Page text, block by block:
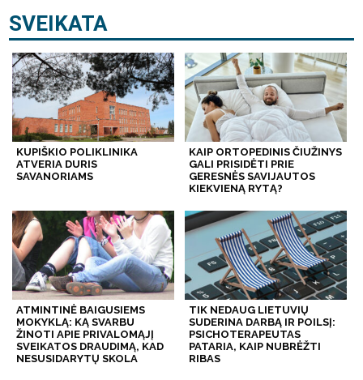
SVEIKATA
KUPIŠKIO POLIKLINIKA
ATVERIA DURIS
SAVANORIAMS
KAIP ORTOPEDINIS ČIUŽINYS
GALI PRISIDĖTI PRIE
GERESNĖS SAVIJAUTOS
KIEKVIENĄ RYTĄ?
ATMINTINĖ BAIGUSIEMS
MOKYKLĄ: KĄ SVARBU
ŽINOTI APIE PRIVALOMĄJĮ
SVEIKATOS DRAUDIMĄ, KAD
NESUSIDARYTŲ SKOLA
TIK NEDAUG LIETUVIŲ
SUDERINA DARBĄ IR POILSĮ:
PSICHOTERAPEUTAS
PATARIA, KAIP NUBRĖŽTI
RIBAS